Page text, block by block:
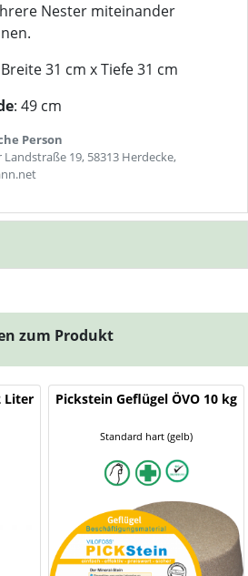
Nester miteinander
31 cm x Tiefe 31 cm
: 49 cm
Person
19, 58313 Herdecke,
zum Produkt
Liter Pickstein Geflügel ÖVO 10 kg
Standard hart (gelb)